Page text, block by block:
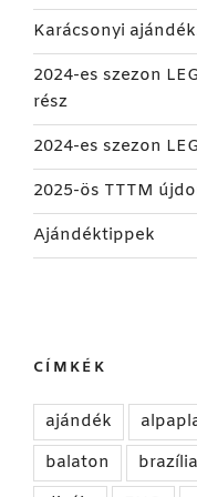
Karácsonyi
2024-es szezon
rész
2024-es szezon
2025-ös TTTM
Ajándéktippek
CÍMKÉK
ajándék
balaton
brazília